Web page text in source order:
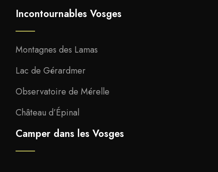
Incontournables Vosges
Montagnes des Lamas
Lac de Gérardmer
Observatoire de Mérelle
Château d’Épinal
Camper dans les Vosges